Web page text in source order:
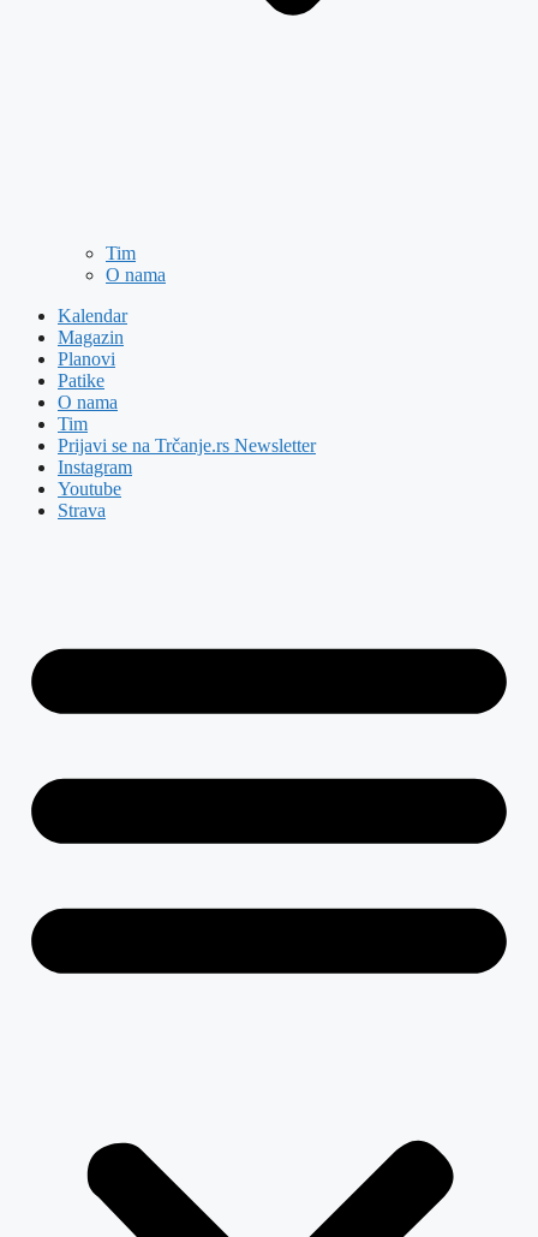
Tim
O nama
Kalendar
Magazin
Planovi
Patike
O nama
Tim
Prijavi se na Trčanje.rs Newsletter
Instagram
Youtube
Strava